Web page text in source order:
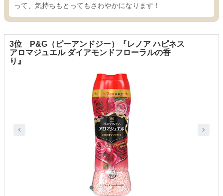
って、気持ちもとってもさわやかになります！
3位 P&G（ピーアンドジー）『レノア ハピネス
アロマジュエル ダイアモンドフローラルの香
り』